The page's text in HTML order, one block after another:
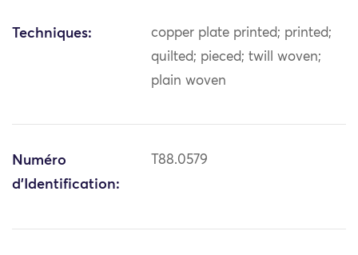
Techniques:
copper plate printed; printed;
quilted; pieced; twill woven;
plain woven
Numéro
d'Identification:
T88.0579